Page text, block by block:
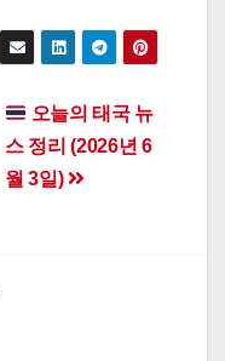
오늘의 태국 뉴
스 정리 (2026년 6
월 3일)